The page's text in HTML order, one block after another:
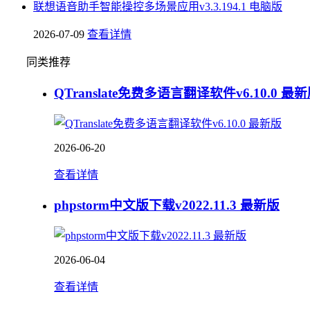
联想语音助手智能操控多场景应用v3.3.194.1 电脑版
2026-07-09 查看详情
同类推荐
QTranslate免费多语言翻译软件v6.10.0 最新
2026-06-20
查看详情
phpstorm中文版下载v2022.11.3 最新版
2026-06-04
查看详情